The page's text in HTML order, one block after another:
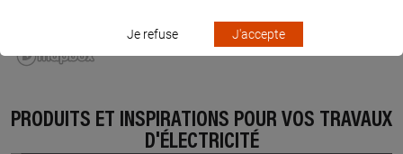
PRODUITS ET INSPIRATIONS POUR VOS TRAVAUX
D'ÉLECTRICITÉ
Je refuse J'accepte